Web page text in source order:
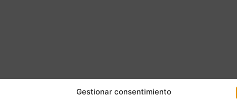
Gestionar consentimiento